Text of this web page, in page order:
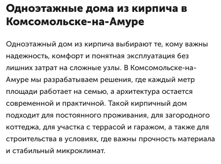
Одноэтажные дома из кирпича в
Комсомольске-на-Амуре
Одноэтажный дом из кирпича выбирают те, кому важны
надежность, комфорт и понятная эксплуатация без
лишних затрат на сложные узлы. В Комсомольске-на-
Амуре мы разрабатываем решения, где каждый метр
площади работает на семью, а архитектура остается
современной и практичной. Такой кирпичный дом
подходит для постоянного проживания, для загородного
коттеджа, для участка с террасой и гаражом, а также для
строительства в условиях, где важны прочность материала
и стабильный микроклимат.